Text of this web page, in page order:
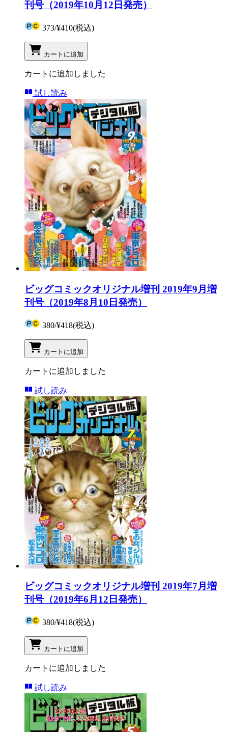
刊号（2019年10月12日発売）
373/¥410(税込)
カートに追加
カートに追加しました
試し読み
ビッグコミックオリジナル増刊 2019年9月増
刊号（2019年8月10日発売）
380/¥418(税込)
カートに追加
カートに追加しました
試し読み
ビッグコミックオリジナル増刊 2019年7月増
刊号（2019年6月12日発売）
380/¥418(税込)
カートに追加
カートに追加しました
試し読み